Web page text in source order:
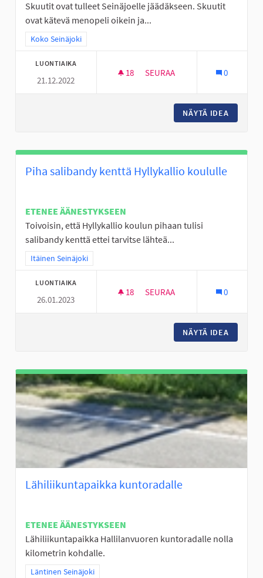
Skuutit ovat tulleet Seinäjoelle jäädäkseen. Skuutit
ovat kätevä menopeli oikein ja...
Rajaa tulokset teeman mukaan: Koko Seinäjoki
Koko Seinäjoki
LUONTIAIKA
21.12.2022
18 18 SEURAAJAA
SEURAA 0
NÄYTÄ IDEA
Piha salibandy kenttä Hyllykallio koululle
ETENEE ÄÄNESTYKSEEN
Toivoisin, että Hyllykallio koulun pihaan tulisi
salibandy kenttä ettei tarvitse lähteä...
Rajaa tulokset teeman mukaan: Itäinen Seinäjoki
Itäinen Seinäjoki
LUONTIAIKA
26.01.2023
18 18 SEURAAJAA
SEURAA 0
NÄYTÄ IDEA
Lähiliikuntapaikka kuntoradalle
ETENEE ÄÄNESTYKSEEN
Lähiliikuntapaikka Hallilanvuoren kuntoradalle nolla
kilometrin kohdalle.
Rajaa tulokset teeman mukaan: Läntinen Seinäjoki
Läntinen Seinäjoki